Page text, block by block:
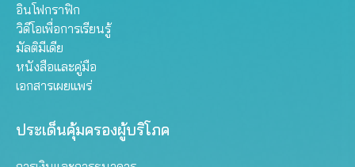
อินโฟกราฟิก
วิดีโอเพื่อการเรียนรู้
มัลติมีเดีย
หนังสือและคู่มือ
เอกสารเผยแพร่
ประเด็นคุ้มครองผู้บริโภค